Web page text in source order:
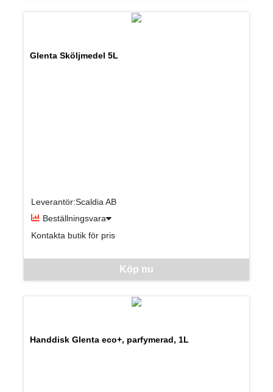
Glenta Sköljmedel 5L
Leverantör:Scaldia AB
Beställningsvara
Köp nu
Kontakta butik för pris
Handdisk Glenta eco+, parfymerad, 1L